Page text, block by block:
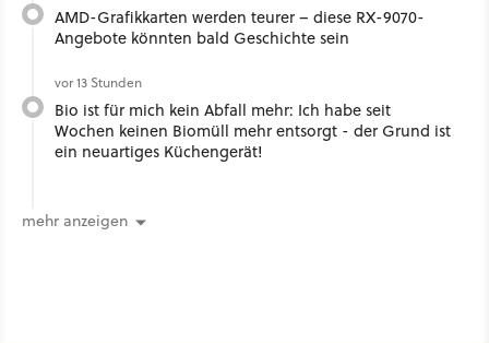
AMD-Grafikkarten werden teurer – diese RX-9070-
Angebote könnten bald Geschichte sein
vor 13 Stunden
Bio ist für mich kein Abfall mehr: Ich habe seit
Wochen keinen Biomüll mehr entsorgt - der Grund ist
ein neuartiges Küchengerät!
mehr anzeigen